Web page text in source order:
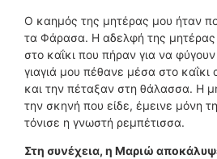
Ο καημός της μητέρας μου ήταν
τα Φάρασα. Η αδελφή της
στο καΐκι που πήραν για να
γιαγιά μου πέθανε μέσα στο καΐκι
και την πέταξαν στη θάλασσα. Η
την σκηνή που είδε, έμεινε μόνη
τόνισε η γνωστή ρεμπέτισσα.
Στη συνέχεια, η Μαριώ